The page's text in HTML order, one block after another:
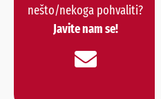
nešto/nekoga pohvaliti?
Javite nam se!